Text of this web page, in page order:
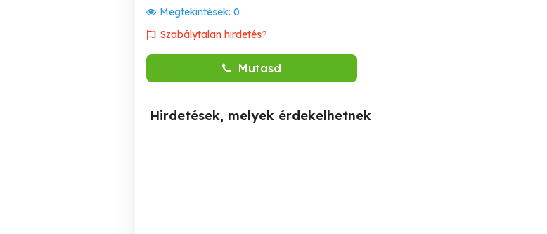
Megtekintések: 0
Szabálytalan hirdetés?
Mutasd
Hirdetések, melyek érdekelhetnek